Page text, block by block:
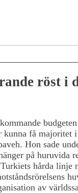
röst i
få majoritet
Hon sade
på huruvida
hårda linje
av